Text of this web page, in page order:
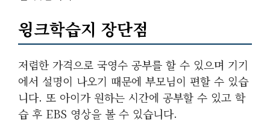
윙크학습지 장단점
저렴한 가격으로 국영수 공부를 할 수 있으며 기기
에서 설명이 나오기 때문에 부모님이 편할 수 있습
니다. 또 아이가 원하는 시간에 공부할 수 있고 학
습 후 EBS 영상을 볼 수 있습니다.